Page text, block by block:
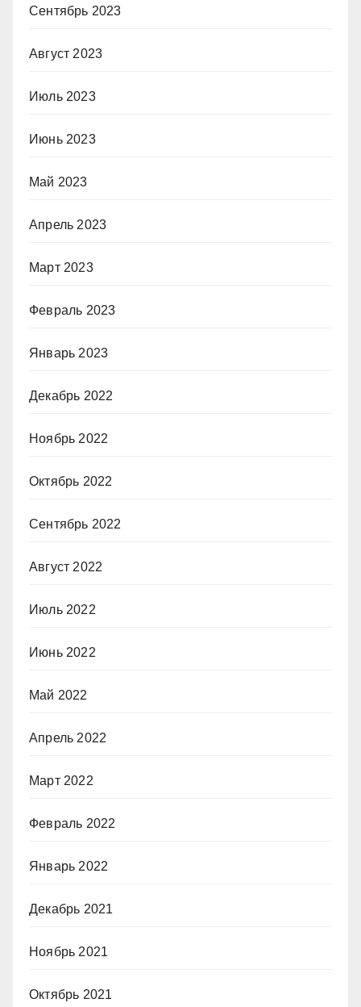
Сентябрь 2023
Август 2023
Июль 2023
Июнь 2023
Май 2023
Апрель 2023
Март 2023
Февраль 2023
Январь 2023
Декабрь 2022
Ноябрь 2022
Октябрь 2022
Сентябрь 2022
Август 2022
Июль 2022
Июнь 2022
Май 2022
Апрель 2022
Март 2022
Февраль 2022
Январь 2022
Декабрь 2021
Ноябрь 2021
Октябрь 2021